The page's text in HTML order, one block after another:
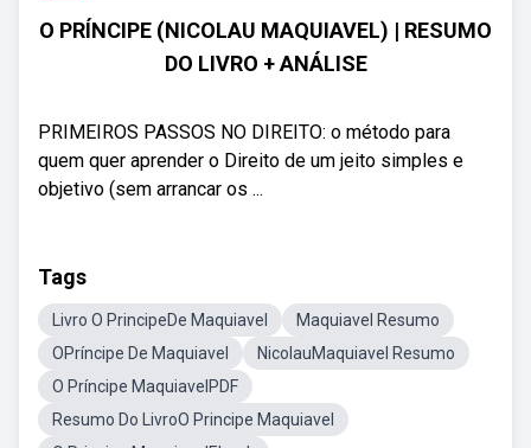
O PRÍNCIPE (NICOLAU MAQUIAVEL) | RESUMO
DO LIVRO + ANÁLISE
PRIMEIROS PASSOS NO DIREITO: o método para
quem quer aprender o Direito de um jeito simples e
objetivo (sem arrancar os ...
Tags
Livro O PrincipeDe Maquiavel
Maquiavel Resumo
OPríncipe De Maquiavel
NicolauMaquiavel Resumo
O Príncipe MaquiavelPDF
Resumo Do LivroO Principe Maquiavel